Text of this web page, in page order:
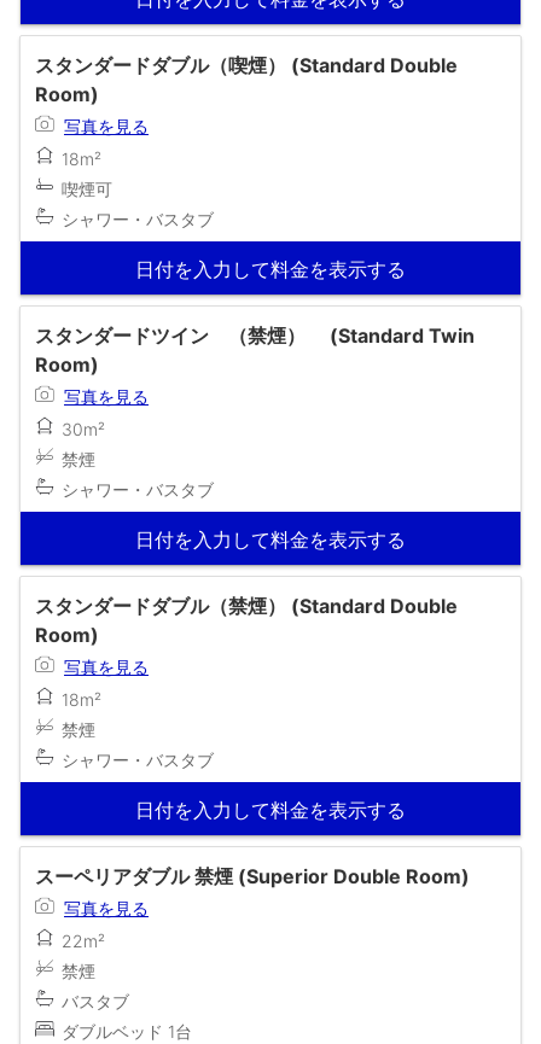
スタンダードダブル（喫煙） (Standard Double
Room)
写真を見る
18m²
喫煙可
シャワー・バスタブ
日付を入力して料金を表示する
スタンダードツイン （禁煙） (Standard Twin
Room)
写真を見る
30m²
禁煙
シャワー・バスタブ
日付を入力して料金を表示する
スタンダードダブル（禁煙） (Standard Double
Room)
写真を見る
18m²
禁煙
シャワー・バスタブ
日付を入力して料金を表示する
スーペリアダブル 禁煙 (Superior Double Room)
写真を見る
22m²
禁煙
バスタブ
ダブルベッド 1台